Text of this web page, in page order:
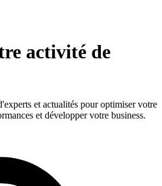
activité de
et actualités pour optimiser votre
et développer votre business.